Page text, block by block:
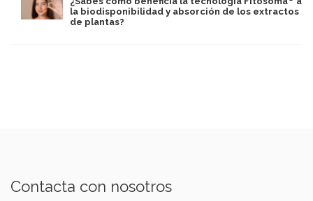
la biodisponibilidad y absorción de los extractos
de plantas?
Contacta con nosotros